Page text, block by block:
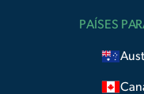
PAÍSES